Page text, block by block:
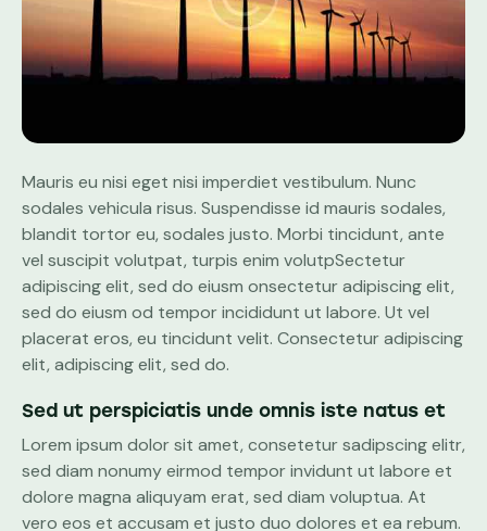
Mauris eu nisi eget nisi imperdiet vestibulum. Nunc
sodales vehicula risus. Suspendisse id mauris sodales,
blandit tortor eu, sodales justo. Morbi tincidunt, ante
vel suscipit volutpat, turpis enim volutpSectetur
adipiscing elit, sed do eiusm onsectetur adipiscing elit,
sed do eiusm od tempor incididunt ut labore. Ut vel
placerat eros, eu tincidunt velit. Consectetur adipiscing
elit, adipiscing elit, sed do.
Sed ut perspiciatis unde omnis iste natus et
Lorem ipsum dolor sit amet, consetetur sadipscing elitr,
sed diam nonumy eirmod tempor invidunt ut labore et
dolore magna aliquyam erat, sed diam voluptua. At
vero eos et accusam et justo duo dolores et ea rebum.